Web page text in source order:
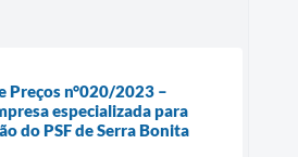
Preços n°020/2023 –
especializada para
do PSF de Serra Bonita